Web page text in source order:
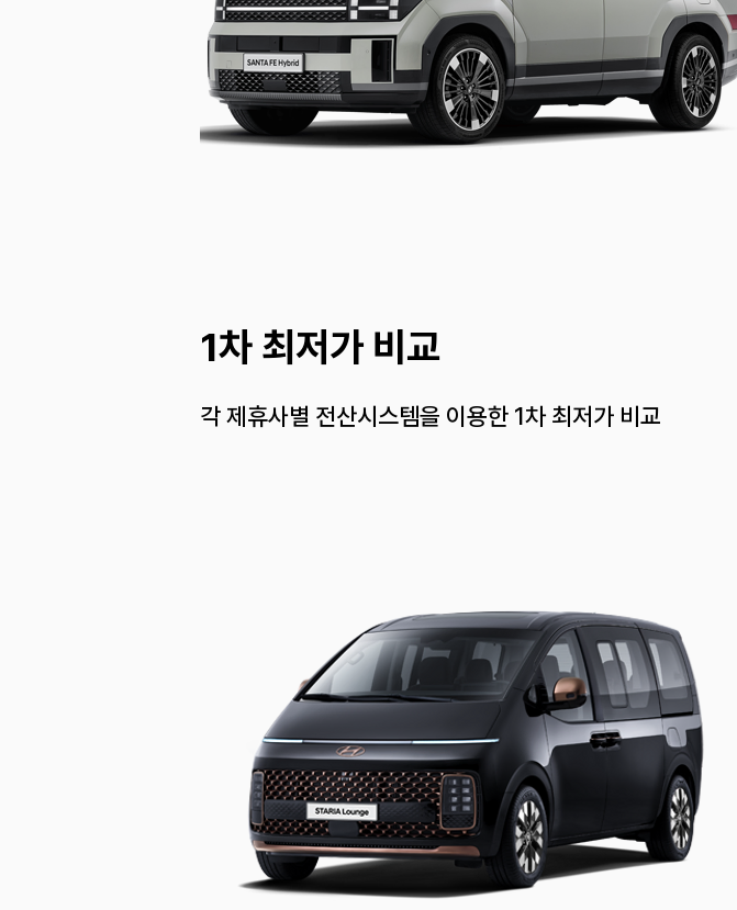
1차 최저가 비교
각 제휴사별 전산시스템을 이용한 1차 최저가 비교